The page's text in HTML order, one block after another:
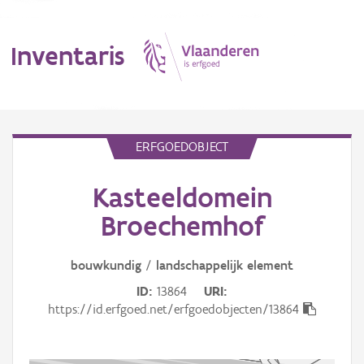
Inventaris
Aanduidingsobject
Waarneming
ERFGOEDOBJECT
Kasteeldomein
Broechemhof
bouwkundig / landschappelijk element
ID 13864
URI
https://id.erfgoed.net/erfgoedobjecten/13864